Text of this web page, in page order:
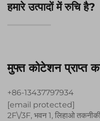
हमारे उत्पादों में रुचि है?
मुफ्त कोटेशन प्राप्त
+86-13437797934
[email protected]
2F\/3F, भवन 1, लिहाओ